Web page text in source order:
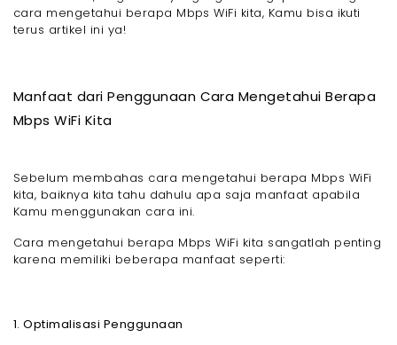
Sebelum Menggunakan Cara Mengetahui Berapa
Mbps WiFi Kita
- 4. Matikan dan Hentikan Program atau Aplikasi
- 1. Cara Mengetahui Berapa Mbps WiFi Kita Bagi
yang Menggunakan Provider ISP Megavision
- 4. Cara Mengecek Mbps WiFi First Media
Akhir Kata
Kita
cara mengetahui berapa Mbps WiFi kita, Kamu bisa ikuti
terus artikel ini ya!
Manfaat dari Penggunaan Cara Mengetahui Berapa
Mbps WiFi Kita
Sebelum membahas cara mengetahui berapa Mbps WiFi
kita, baiknya kita tahu dahulu apa saja manfaat apabila
Kamu menggunakan cara ini.
Cara mengetahui berapa Mbps WiFi kita sangatlah penting
karena memiliki beberapa manfaat seperti:
1. Optimalisasi Penggunaan